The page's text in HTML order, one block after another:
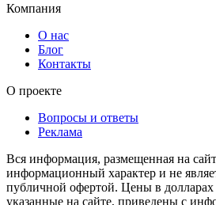
Компания
О нас
Блог
Контакты
О проекте
Вопросы и ответы
Реклама
Вся информация, размещенная на
информационный характер и не
публичной офертой. Цены в
указанные на сайте, приведены с